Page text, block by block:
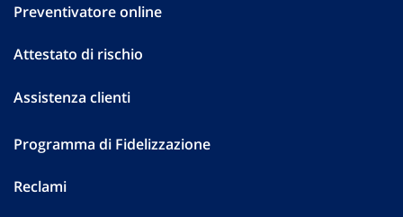
Preventivatore online
Attestato di rischio
Assistenza clienti
Programma di Fidelizzazione
Reclami